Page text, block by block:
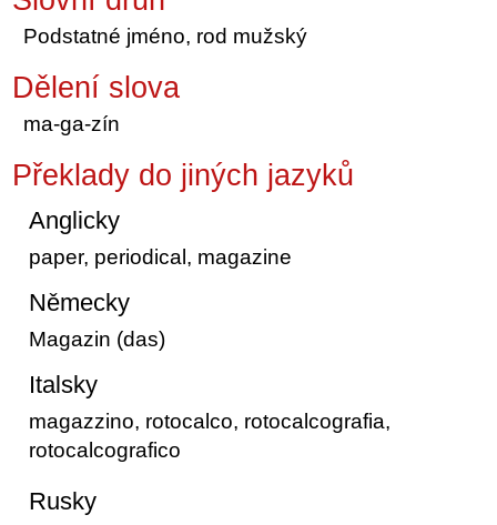
Podstatné jméno, rod mužský
Dělení slova
ma-ga-zín
Překlady do jiných jazyků
Anglicky
paper, periodical, magazine
Německy
Magazin (das)
Italsky
magazzino, rotocalco, rotocalcografia,
rotocalcografico
Rusky